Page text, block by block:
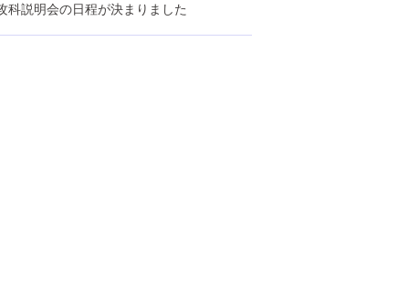
科説明会の日程が決まりました